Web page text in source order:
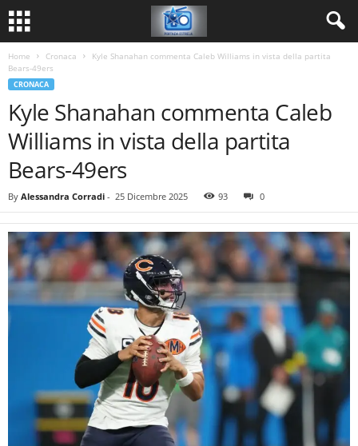
Home Cronaca
Kyle Shanahan commenta Caleb Williams in vista della partita
Bears-49ers
CRONACA
Kyle Shanahan commenta Caleb
Williams in vista della partita
Bears-49ers
By Alessandra Corradi - 25 Dicembre 2025 93 0